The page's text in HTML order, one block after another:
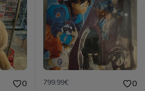
0 799.99€ 0